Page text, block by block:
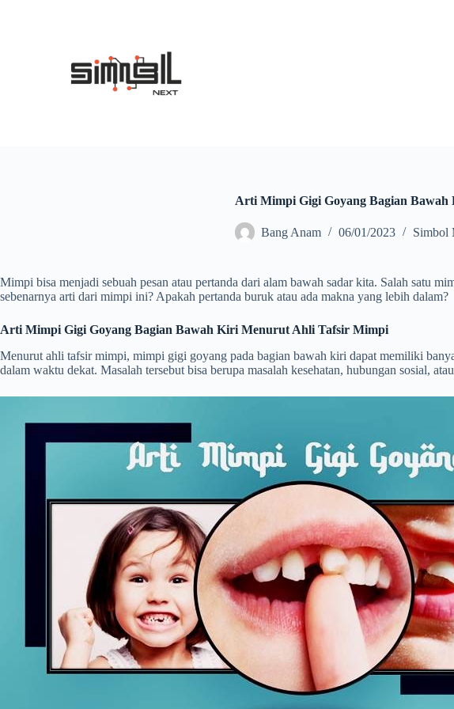
Arti Mimpi Gigi Goyang Bagian
Bang Anam 06/01/2023 Simbol
Mimpi bisa menjadi sebuah pesan atau pertanda dari alam bawah sadar kita. Salah satu
sebenarnya arti dari mimpi ini? Apakah pertanda buruk atau ada makna yang lebih dalam?
Arti Mimpi Gigi Goyang Bagian Bawah Kiri Menurut Ahli Tafsir Mimpi
Menurut ahli tafsir mimpi, mimpi gigi goyang pada bagian bawah kiri dapat memiliki
dalam waktu dekat. Masalah tersebut bisa berupa masalah kesehatan, hubungan sosial,